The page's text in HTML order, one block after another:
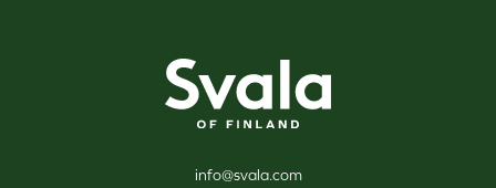
info@svala.com